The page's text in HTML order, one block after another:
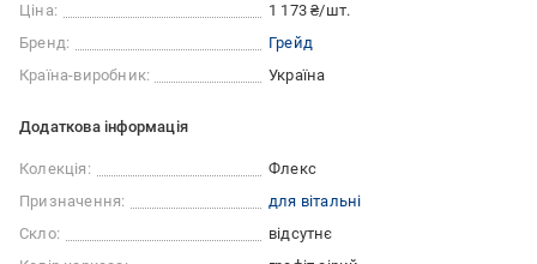
Ціна:
1 173 ₴/шт.
Бренд:
Грейд
Країна-виробник:
Україна
Додаткова інформація
Колекція:
Флекс
Призначення:
для вітальні
Скло:
відсутнє